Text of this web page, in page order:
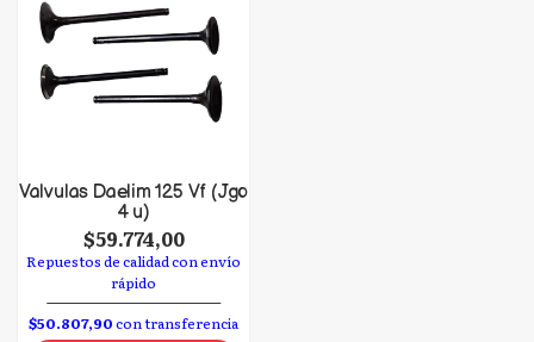
Valvulas Daelim 125 Vf (Jgo
4 u)
$59.774,00
Repuestos de calidad con envío
rápido
$50.807,90con transferencia